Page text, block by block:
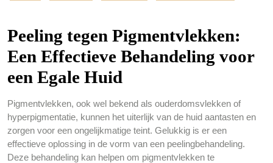
Peeling tegen Pigmentvlekken:
Een Effectieve Behandeling voor
een Egale Huid
Pigmentvlekken, ook wel bekend als ouderdomsvlekken of
hyperpigmentatie, kunnen het uiterlijk van de huid aantasten en
zorgen voor een ongelijkmatige teint. Gelukkig is er een
effectieve oplossing in de vorm van een peelingbehandeling.
Deze behandeling kan helpen om pigmentvlekken te